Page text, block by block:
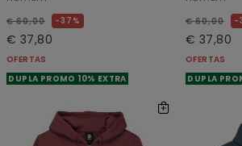
€ 60,00 37%
€ 37,80
OFERTAS
DUPLA PROMO 10% EXTRA
€ 60,00
€ 37,80
OFERTAS
DUPLA